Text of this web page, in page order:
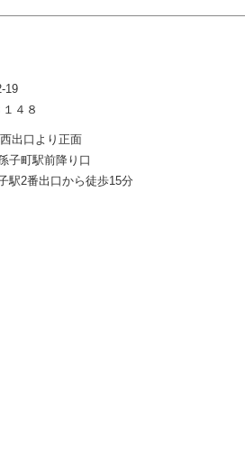
19
４８
出口より正面
子町駅前降り口
駅2番出口から徒歩15分